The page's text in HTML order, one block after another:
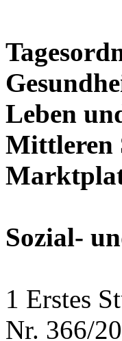
Leben
Mittleren
Sozial-
1 Erstes
Nr. 366/